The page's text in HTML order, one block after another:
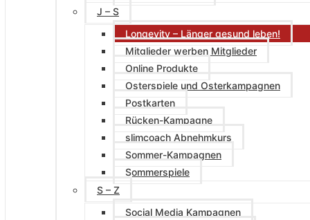
J – S
Longevity – Länger gesund leben!
Mitglieder werben Mitglieder
Online Produkte
Osterspiele und Osterkampagnen
Postkarten
Rücken-Kampagne
slimcoach Abnehmkurs
Sommer-Kampagnen
Sommerspiele
S – Z
Social Media Kampagnen